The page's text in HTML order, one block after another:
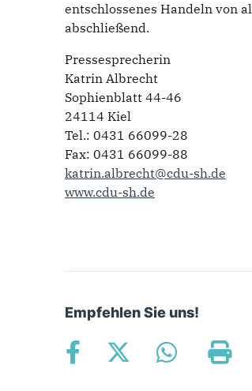
entschlossenes Handeln von
abschließend.
Pressesprecherin
Katrin Albrecht
Sophienblatt 44-46
24114 Kiel
Tel.: 0431 66099-28
Fax: 0431 66099-88
katrin.albrecht@cdu-sh.de
www.cdu-sh.de
Empfehlen Sie uns!